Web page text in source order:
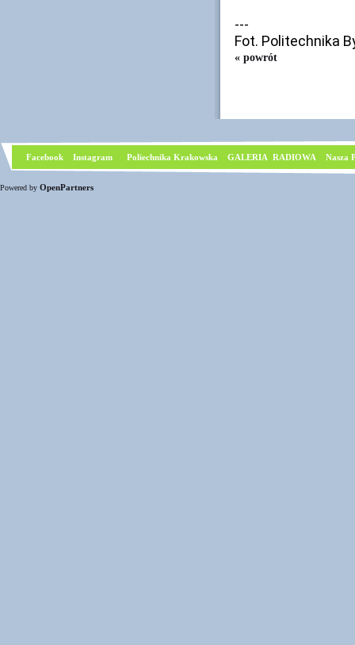
---
Fot. Politechnika
« powrót
Facebook Instagram Poliechnika Krakowska GALERIA RADIOWA Nasza
Powered by OpenPartners